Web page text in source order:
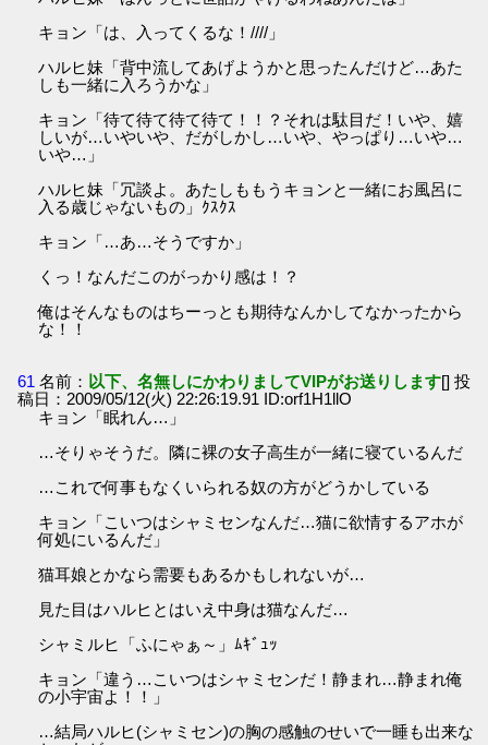
キョン「は、入ってくるな！////」
ハルヒ妹「背中流してあげようかと思ったんだけど…あた
しも一緒に入ろうかな」
キョン「待て待て待て待て！！？それは駄目だ！いや、嬉
しいが…いやいや、だがしかし…いや、やっぱり…いや…
いや…」
ハルヒ妹「冗談よ。あたしももうキョンと一緒にお風呂に
入る歳じゃないもの」ｸｽｸｽ
キョン「…あ…そうですか」
くっ！なんだこのがっかり感は！？
俺はそんなものはちーっとも期待なんかしてなかったから
な！！
61 名前： 以下、名無しにかわりましてVIPがお送りします[] 投
稿日：2009/05/12(火) 22:26:19.91 ID:orf1H1llO
キョン「眠れん…」
…そりゃそうだ。隣に裸の女子高生が一緒に寝ているんだ
…これで何事もなくいられる奴の方がどうかしている
キョン「こいつはシャミセンなんだ…猫に欲情するアホが
何処にいるんだ」
猫耳娘とかなら需要もあるかもしれないが…
見た目はハルヒとはいえ中身は猫なんだ…
シャミルヒ「ふにゃぁ～」ﾑｷﾞｭｯ
キョン「違う…こいつはシャミセンだ！静まれ…静まれ俺
の小宇宙よ！！」
…結局ハルヒ(シャミセン)の胸の感触のせいで一睡も出来な